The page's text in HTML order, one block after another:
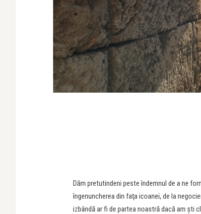
Dăm pretutindeni peste îndemnul de a ne
îngenuncherea din faţa icoanei, de la
izbândă ar fi de partea noastră dacă am şti